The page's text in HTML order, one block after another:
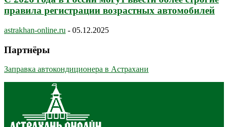
правила регистрации возрастных автомобилей
astrakhan-online.ru - 05.12.2025
Партнёры
Заправка автокондиционера в Астрахани